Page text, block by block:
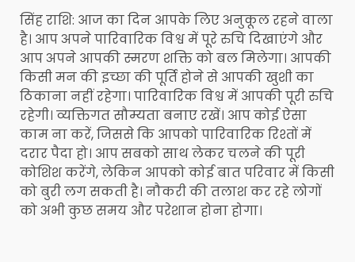
सिंह राशि: आज का दिन आपके लिए अनुकूल रहने वाला
है। आप अपने पारिवारिक विश्व में पूरे रुचि दिखाएंगे और
आप अपने आपकी स्मरण शक्ति को बल मिलेगा। आपकी
किसी मन की इच्छा की पूर्ति होने से आपकी खुशी का
ठिकाना नहीं रहेगा। पारिवारिक विश्व में आपकी पूरी रुचि
रहेगी। व्यक्तिगत सौम्यता बनाए रखें। आप कोई ऐसा
काम ना करें, जिससे कि आपको पारिवारिक रिश्तों में
दरार पैदा हो। आप सबको साथ लेकर चलने की पूरी
कोशिश करेंगे, लेकिन आपको कोई बात परिवार में किसी
को बुरी लग सकती है। नौकरी की तलाश कर रहे लोगों
को अभी कुछ समय और परेशान होना होगा।